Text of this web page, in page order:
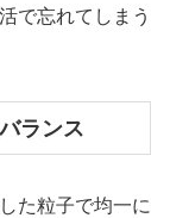
で忘れてしまう
ランス
た粒子で均一に